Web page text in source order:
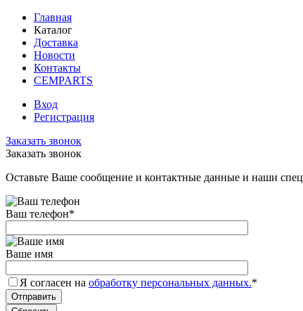
Главная
Каталог
Доставка
Новости
Контакты
CEMPARTS
Вход
Регистрация
Заказать звонок
Заказать звонок
Оставьте Ваше сообщение и контактные данные и наши
Ваш телефон*
Ваше имя
Я согласен на обработку персональных данных.*